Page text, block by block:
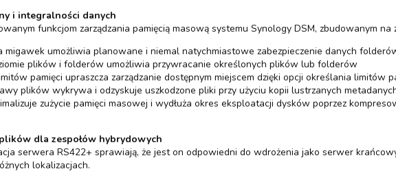
i integralności danych
funkcjom zarządzania pamięcią masową systemu Synology DSM, zbudowanym
umożliwia planowane i niemal natychmiastowe zabezpieczenie danych
plików i folderów umożliwia przywracanie określonych plików lub folderów
pamięci upraszcza zarządzanie dostępnym miejscem dzięki opcji określania limitów
plików wykrywa i odzyskuje uszkodzone pliki przy użyciu kopii lustrzanych
zużycie pamięci masowej i wydłuża okres eksploatacji dysków poprzez
dla zespołów hybrydowych
serwera RS422+ sprawiają, że jest on odpowiedni do wdrożenia jako serwer
lokalizacjach.